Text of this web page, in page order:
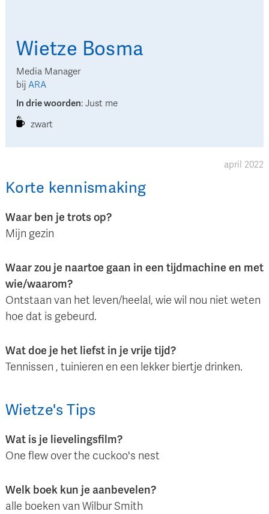
Wietze Bosma
Media Manager
bij ARA
In drie woorden: Just me
zwart
april 2022
Korte kennismaking
Waar ben je trots op?
Mijn gezin
Waar zou je naartoe gaan in een tijdmachine en met
wie/waarom?
Ontstaan van het leven/heelal, wie wil nou niet weten
hoe dat is gebeurd.
Wat doe je het liefst in je vrije tijd?
Tennissen , tuinieren en een lekker biertje drinken.
Wietze'sTips
Wat is je lievelingsfilm?
One flew over the cuckoo's nest
Welk boek kun je aanbevelen?
alle boeken van Wilbur Smith